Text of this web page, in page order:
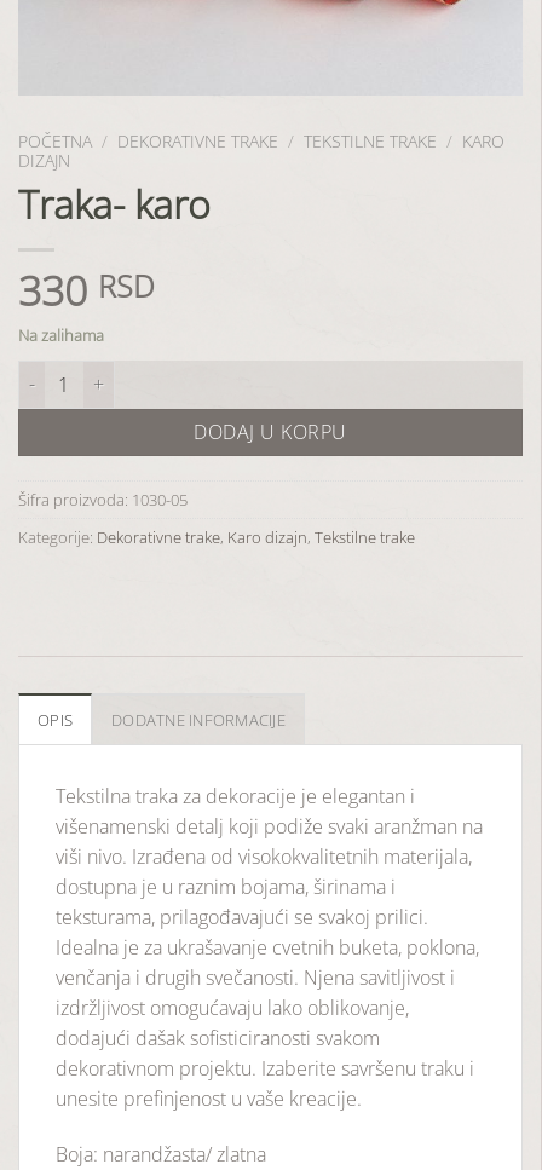
POČETNA / DEKORATIVNE TRAKE / TEKSTILNE TRAKE / KARO
DIZAJN
Traka- karo
330 RSD
Na zalihama
Traka- karo količina
DODAJ U KORPU
Šifra proizvoda: 1030-05
Kategorije: Dekorativne trake, Karo dizajn, Tekstilne trake
OPIS DODATNE INFORMACIJE
Tekstilna traka za dekoracije je elegantan i
višenamenski detalj koji podiže svaki aranžman na
viši nivo. Izrađena od visokokvalitetnih materijala,
dostupna je u raznim bojama, širinama i
teksturama, prilagođavajući se svakoj prilici.
Idealna je za ukrašavanje cvetnih buketa, poklona,
venčanja i drugih svečanosti. Njena savitljivost i
izdržljivost omogućavaju lako oblikovanje,
dodajući dašak sofisticiranosti svakom
dekorativnom projektu. Izaberite savršenu traku i
unesite prefinjenost u vaše kreacije.
Boja: narandžasta/ zlatna